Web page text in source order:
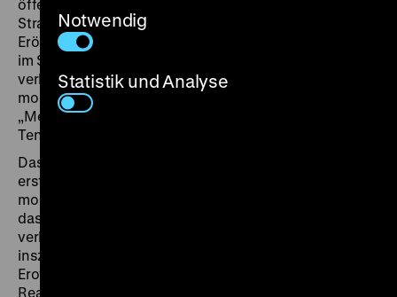
öffentlicher Debatten war: „die Sexualnot der
Strafgefangenen“ (so auch der Untertitel des Films).
Erörtert wurde eine fehlende Regelung der Sexualität
im Strafvollzug, was darauf hinauslief, sie möglichst zu
verhindern. Dieterles Film verschreibt sich der Idee der
modernen Sexualwissenschaften vom
„Menschenrecht auf Sexualität“. Er drängt – soweit das
Tendenzhafte – auf Reformierung des Strafvollzugs.
Das Genre des Aufklärungsfilms wird vor allem im
ersten Drittel des Films bedient, das von der
moralischen Anständigkeit eines Ehepaares erzählt,
das durch die Inhaftierung des Mannes für
verhängnisvolle drei Jahre getrennt wird. Virtuos
inszenierte Dieterle dagegen die „Sexualnot“ selbst.
Erotische Erscheinungen werden über die trostlosen
Realbilder geblendet, ein Frauenkörper gar aus Brot
Notwendig
Statistik und Analyse